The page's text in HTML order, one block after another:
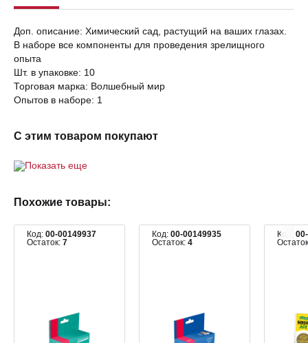
Доп. описание: Химический сад, растущий на ваших глазах.
В наборе все компоненты для проведения зрелищного
опыта
Шт. в упаковке: 10
Торговая марка: Волшебный мир
Опытов в наборе: 1
С этим товаром покупают
Показать еще
Похожие товары:
Код: 00-00149937
Остаток: 7
Код: 00-00149935
Остаток: 4
Код: